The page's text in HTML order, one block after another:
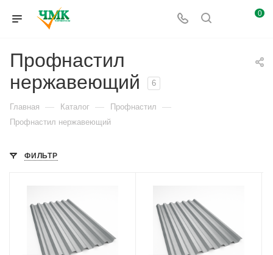
0
Профнастил
нержавеющий
6
Главная — Каталог — Профнастил —
Профнастил нержавеющий
ФИЛЬТР